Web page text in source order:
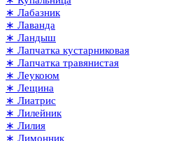
∗ Лабазник
∗ Лаванда
∗ Ландыш
∗ Лапчатка кустарниковая
∗ Лапчатка травянистая
∗ Леукоюм
∗ Лещина
∗ Лиатрис
∗ Лилейник
∗ Лилия
∗ Лимонник